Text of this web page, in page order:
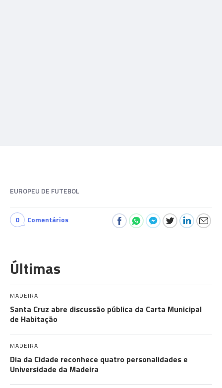
EUROPEU DE FUTEBOL
0 Comentários
Últimas
MADEIRA
Santa Cruz abre discussão pública da Carta Municipal
de Habitação
MADEIRA
Dia da Cidade reconhece quatro personalidades e
Universidade da Madeira